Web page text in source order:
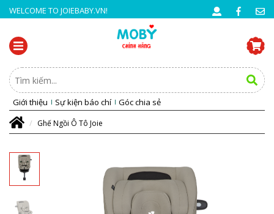
WELCOME TO JOIEBABY.VN!
Giới thiệu Sự kiện báo chí Góc chia sẻ
Ghế Ngồi Ô Tô Joie